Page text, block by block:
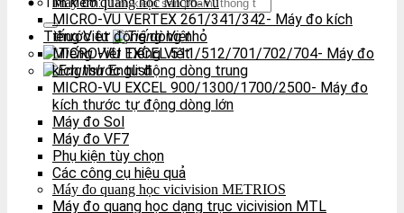
Tiếng Việt
Tiếng Việt
English
MICRO-VU VERTEX 261/341/342- Máy đo kích
thước tự động dòng nhỏ
MICRO-VU EXCEL 511/512/701/702/704- Máy đo
kích thước tự động dòng trung
MICRO-VU EXCEL 900/1300/1700/2500- Máy đo
kích thước tự động dòng lớn
Máy đo Sol
Máy đo VF7
Phụ kiện tùy chọn
Các công cụ hiệu quả
Máy đo quang học vicivision METRIOS
Máy đo quang học dạng trục vicivision MTL